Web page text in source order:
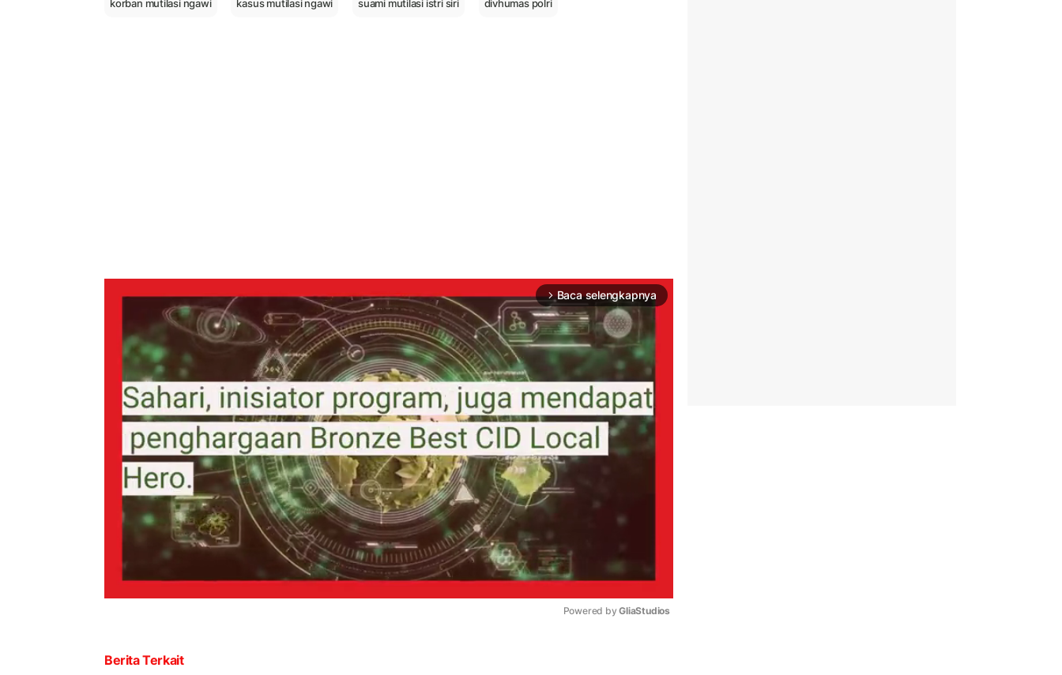
korban mutilasi ngawi kasus mutilasi ngawi suami mutilasi istri siri divhumas polri
arrow_forward_ios Baca selengkapnya
Powered by GliaStudios
Berita Terkait